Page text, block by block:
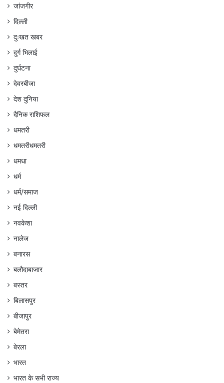
जांजगीर
दिल्ली
दुःखत खबर
दुर्ग भिलाई
दुर्घटना
देवरबीजा
देश दुनिया
दैनिक राशिफल
धमतरी
धमतरीधमतरी
धमधा
धर्म
धर्म/समाज
नई दिल्ली
नवकेशा
नालेज
बनारस
बलौदाबाजार
बस्तर
बिलासपुर
बीजापुर
बेमेतरा
बेरला
भारत
भारत के सभी राज्य